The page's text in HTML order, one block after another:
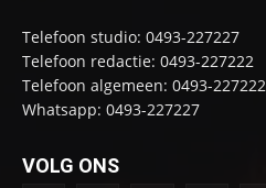
Telefoon studio: 0493-227227
Telefoon redactie: 0493-227222
Telefoon algemeen: 0493-227222
Whatsapp: 0493-227227
VOLG ONS